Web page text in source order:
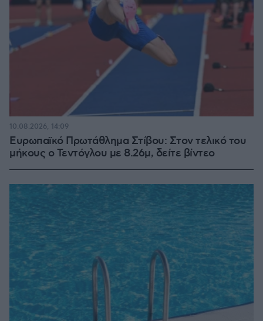
Ευρωπαϊκό Πρωτάθλημα Στίβου: Στον τελικό του
μήκους ο Τεντόγλου με 8.26μ, δείτε βίντεο
10.08.2026, 14:09